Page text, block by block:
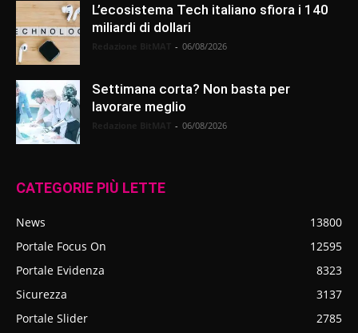
L’ecosistema Tech italiano sfiora i 140
miliardi di dollari
- 06/08/2026
Settimana corta? Non basta per
lavorare meglio
- 06/08/2026
CATEGORIE PIÙ LETTE
News
13800
Portale Focus On
12595
Portale Evidenza
8323
Sicurezza
3137
Portale Slider
2785